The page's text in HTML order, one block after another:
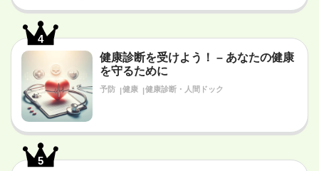
4
健康診断を受けよう！ – あなたの健康
を守るために
予防 健康 健康診断・人間ドック
5